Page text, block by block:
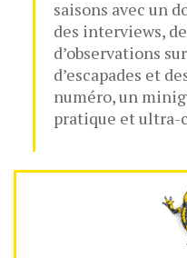
saisons avec un
des interviews,
d’observations
d’escapades et
numéro, un
pratique et ultra-